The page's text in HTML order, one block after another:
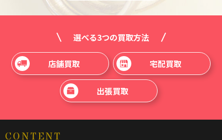
選べる3つの買取方法
店舗買取 宅配買取
出張買取
CONTENT